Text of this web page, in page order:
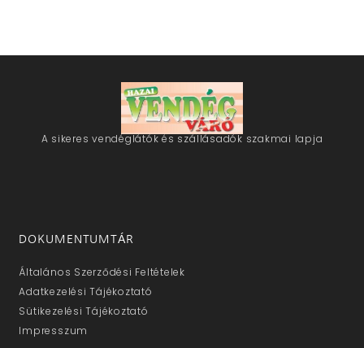
A sikeres vendéglátók és szállásadók szakmai lapja
DOKUMENTUMTÁR
Általános Szerződési Feltételek
Adatkezelési Tájékoztató
Sütikezelési Tájékoztató
Impresszum